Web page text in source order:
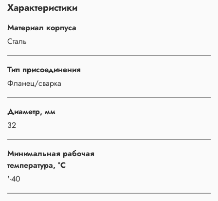
Характеристики
Материал корпуса
Сталь
Тип присоединения
Фланец/сварка
Диаметр, мм
32
Минимальная рабочая
температура, °C
'-40